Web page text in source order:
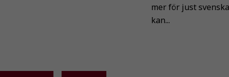
mer för just
kan...